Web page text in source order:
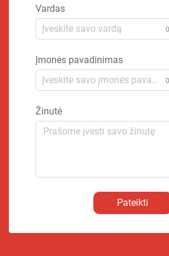
Vardas
Įmonės pavadinimas
Žinutė
Pateikti